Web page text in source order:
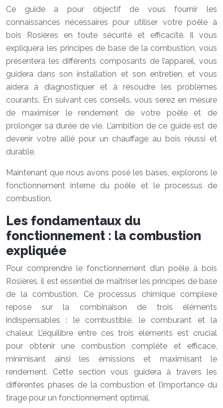
Ce guide a pour objectif de vous fournir les
connaissances nécessaires pour utiliser votre poêle à
bois Rosières en toute sécurité et efficacité. Il vous
expliquera les principes de base de la combustion, vous
présentera les différents composants de l’appareil, vous
guidera dans son installation et son entretien, et vous
aidera à diagnostiquer et à résoudre les problèmes
courants. En suivant ces conseils, vous serez en mesure
de maximiser le rendement de votre poêle et de
prolonger sa durée de vie. L’ambition de ce guide est de
devenir votre allié pour un chauffage au bois réussi et
durable.
Maintenant que nous avons posé les bases, explorons le
fonctionnement interne du poêle et le processus de
combustion.
Les fondamentaux du
fonctionnement : la combustion
expliquée
Pour comprendre le fonctionnement d’un poêle à bois
Rosières, il est essentiel de maîtriser les principes de base
de la combustion. Ce processus chimique complexe
repose sur la combinaison de trois éléments
indispensables : le combustible, le comburant et la
chaleur. L’équilibre entre ces trois éléments est crucial
pour obtenir une combustion complète et efficace,
minimisant ainsi les émissions et maximisant le
rendement. Cette section vous guidera à travers les
différentes phases de la combustion et l’importance du
tirage pour un fonctionnement optimal.